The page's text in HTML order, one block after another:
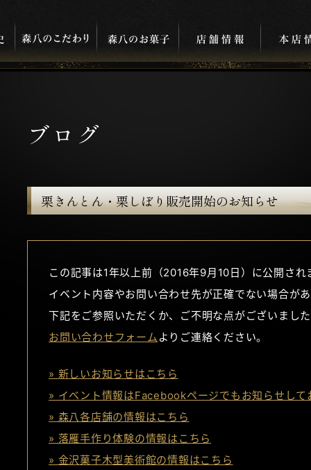
ブログ
栗きんとん・栗しぼり販売開始のお知らせ
この記事は1年以上前（2016年9月10日）に公開され
イベント内容やお問い合わせ先が正確でない場合が
下記をご参照いただくか、ご不明な点がございまし
お問い合わせフォーム よりご連絡ください。
» 新しいお知らせはこちら
» イベント情報はFacebookページでもお知らせして
» 森八各店舗の情報はこちら
» 落雁手作り体験の情報はこちら
» 金沢菓子木型美術館の情報はこちら